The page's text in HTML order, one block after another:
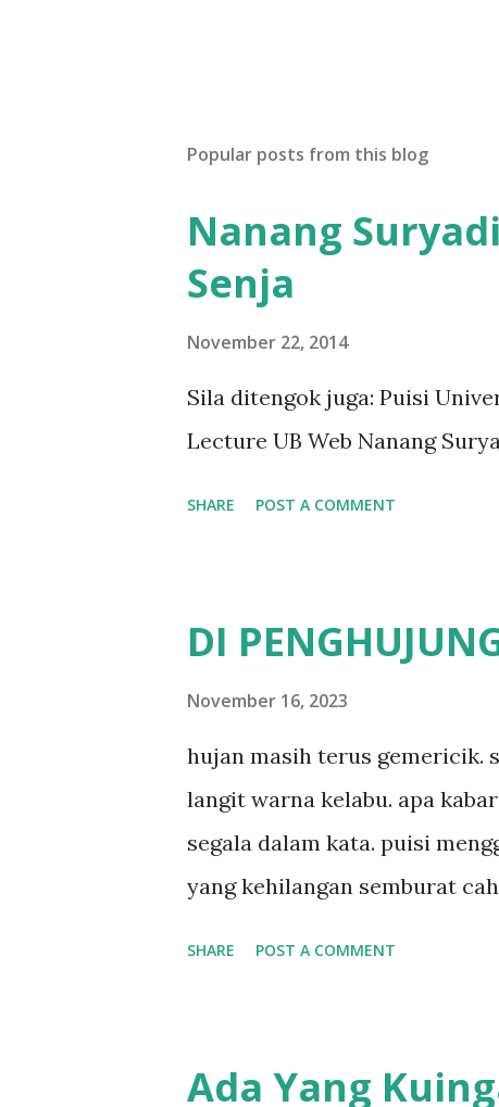
Popular posts from this blog
Nanang
Senja
November 22, 2014
Sila ditengok juga: Puisi
Lecture UB Web Nanang
SHARE POST A COMMENT
DI
November 16, 2023
hujan masih terus gemericik.
langit warna kelabu. apa
segala dalam kata. puisi
yang kehilangan semburat
SHARE POST A COMMENT
Ada Yang